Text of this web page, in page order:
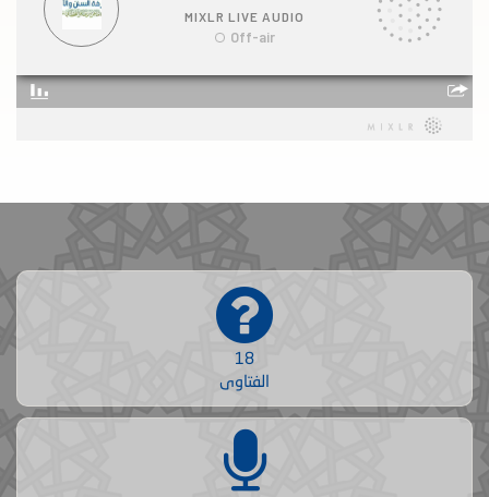
18
الفتاوى